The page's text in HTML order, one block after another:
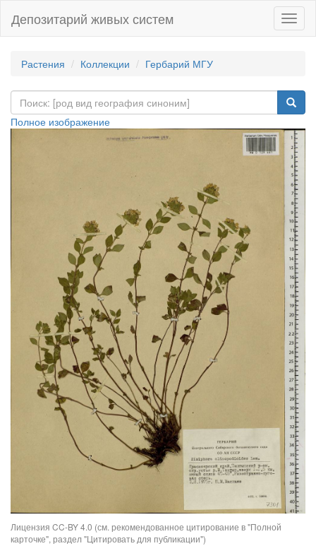
Депозитарий живых систем
Растения Коллекции Гербарий МГУ
Полное изображение
Лицензия CC-BY 4.0 (см. рекомендованное цитирование в "Полной
карточке", раздел "Цитировать для публикации")